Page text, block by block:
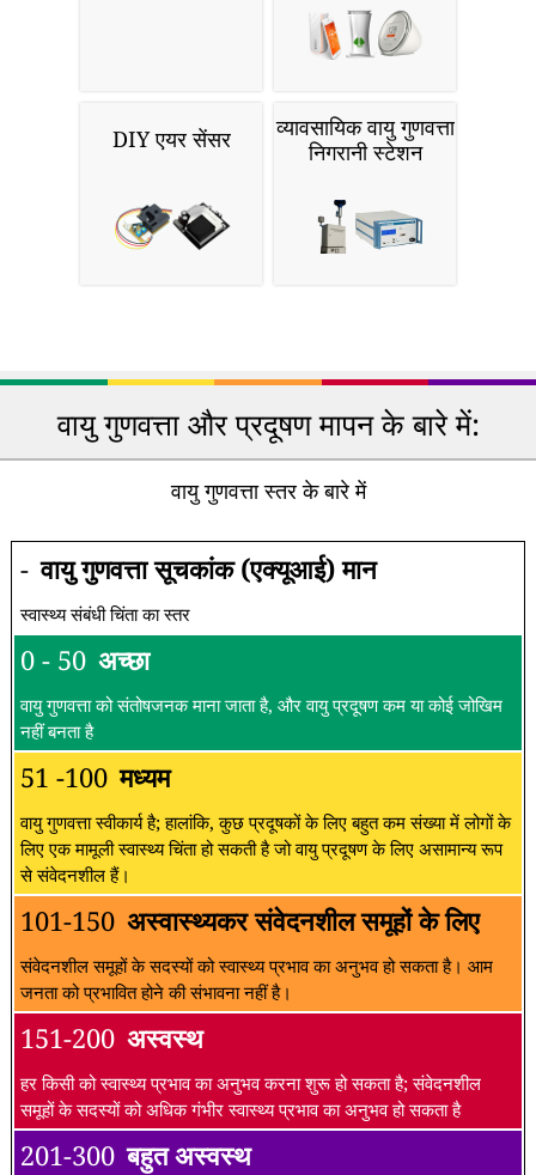
DIY एयर सेंसर
व्यावसायिक वायु गुणवत्ता
निगरानी स्टेशन
वायु गुणवत्ता और प्रदूषण मापन के बारे में:
वायु गुणवत्ता स्तर के बारे में
- वायु गुणवत्ता सूचकांक (एक्यूआई) मान
स्वास्थ्य संबंधी चिंता का स्तर
0 - 50 अच्छा
वायु गुणवत्ता को संतोषजनक माना जाता है, और वायु प्रदूषण कम या कोई जोखिम
नहीं बनता है
51 -100 मध्यम
वायु गुणवत्ता स्वीकार्य है; हालांकि, कुछ प्रदूषकों के लिए बहुत कम संख्या में लोगों के
लिए एक मामूली स्वास्थ्य चिंता हो सकती है जो वायु प्रदूषण के लिए असामान्य रूप
से संवेदनशील हैं।
101-150 अस्वास्थ्यकर संवेदनशील समूहों के लिए
संवेदनशील समूहों के सदस्यों को स्वास्थ्य प्रभाव का अनुभव हो सकता है। आम
जनता को प्रभावित होने की संभावना नहीं है।
151-200 अस्वस्थ
हर किसी को स्वास्थ्य प्रभाव का अनुभव करना शुरू हो सकता है; संवेदनशील
समूहों के सदस्यों को अधिक गंभीर स्वास्थ्य प्रभाव का अनुभव हो सकता है
201-300 बहुत अस्वस्थ